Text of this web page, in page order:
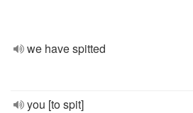
we have spitted
you [to spit]